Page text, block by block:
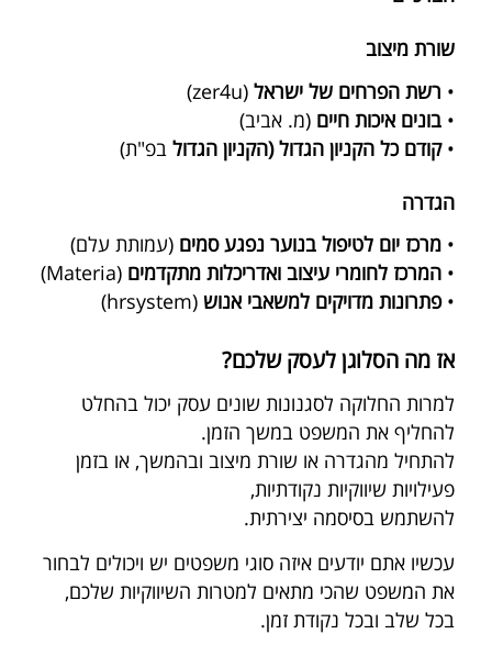
שורת מיצוב
• רשת הפרחים של ישראל(zer4u)
• בונים איכות חיים (מ. אביב)
•קודם כל הקניון הגדול (הקניון הגדולבפ"ת)
הגדרה
• מרכז יום לטיפול בנוער נפגע סמים (עמותת עלם)
• המרכז לחומרי עיצוב ואדריכלות מתקדמים (Materia)
•פתרונות מדויקים למשאבי אנוש (hrsystem)
אז מה הסלוגן לעסק שלכם?
למרות החלוקה לסגנונות שונים עסק יכול בהחלט
להחליף את המשפט במשך הזמן.
להתחיל מהגדרה או שורת מיצוב ובהמשך, או בזמן
פעילויות שיווקיות נקודתיות,
להשתמש בסיסמה יצירתית.
עכשיו אתם יודעים איזה סוגי משפטים יש ויכולים לבחור
את המשפט שהכי מתאים למטרות השיווקיות שלכם,
בכל שלב ובכל נקודת זמן.